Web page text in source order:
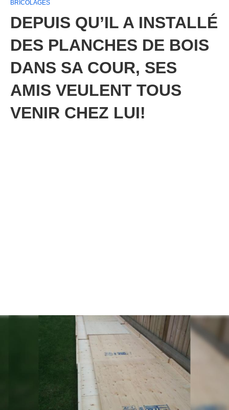
BRICOLAGES
DEPUIS QU’IL A INSTALLÉ
DES PLANCHES DE BOIS
DANS SA COUR, SES
AMIS VEULENT TOUS
VENIR CHEZ LUI!